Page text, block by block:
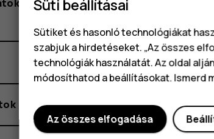
és
Süti beállításai
Sütiket és hasonló technológiákat
szabjuk a hirdetéseket. „Az összes
technológiák használatát. Az oldal
módosíthatod a beállításokat. Ismerd
Az összes elfogadása